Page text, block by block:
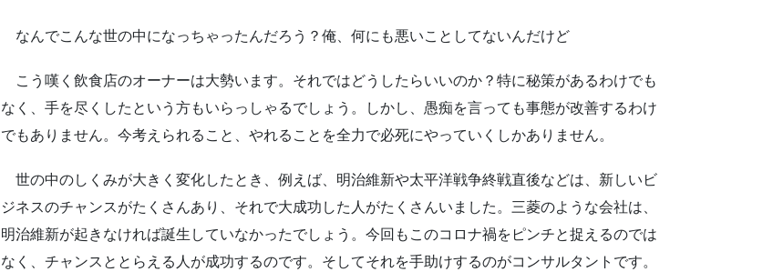
なんでこんな世の中になっちゃったんだろう？俺、何にも悪いことしてないんだけど
こう嘆く飲食店のオーナーは大勢います。それではどうしたらいいのか？特に秘策があるわけでも
なく、手を尽くしたという方もいらっしゃるでしょう。しかし、愚痴を言っても事態が改善するわけ
でもありません。今考えられること、やれることを全力で必死にやっていくしかありません。
世の中のしくみが大きく変化したとき、例えば、明治維新や太平洋戦争終戦直後などは、新しいビ
ジネスのチャンスがたくさんあり、それで大成功した人がたくさんいました。三菱のような会社は、
明治維新が起きなければ誕生していなかったでしょう。今回もこのコロナ禍をピンチと捉えるのでは
なく、チャンスととらえる人が成功するのです。そしてそれを手助けするのがコンサルタントです。